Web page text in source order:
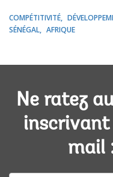
COMPÉTITIVITÉ
SÉNÉGAL
AFRIQUE
Ne ratez
inscrivant
mail